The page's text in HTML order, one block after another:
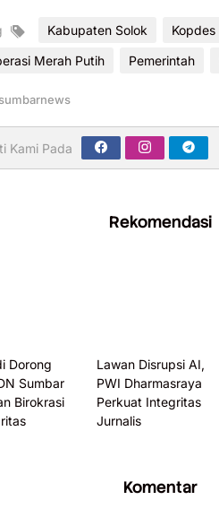
Kabupaten Solok Kopdes
Merah Putih
Pemerintah
sumbarnews
Kami Pada
Rekomendasi
Dorong
Sumbar
Birokrasi
Lawan Disrupsi AI,
PWI Dharmasraya
Perkuat Integritas
Jurnalis
Komentar